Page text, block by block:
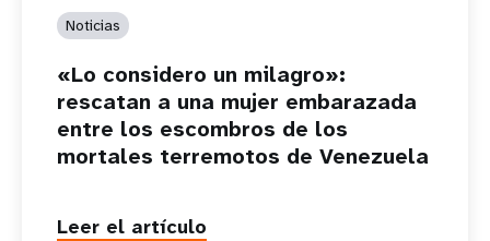
Noticias
«Lo considero un milagro»:
rescatan a una mujer embarazada
entre los escombros de los
mortales terremotos de Venezuela
Leer el artículo